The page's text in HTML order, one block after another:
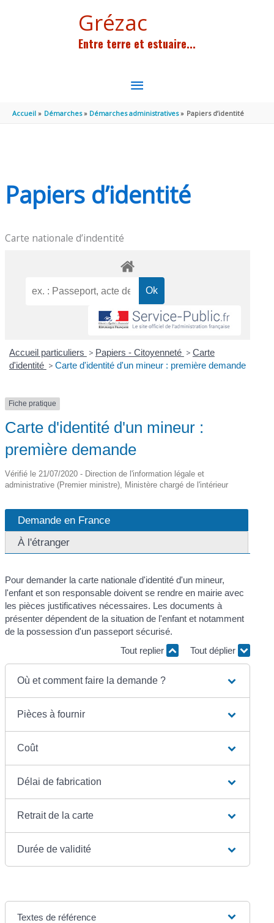
Grézac
Entre terre et estuaire...
MENU
PRINCIPAL
Accueil Démarches Démarches administratives Papiers d’identité
Papiers d’identité
Carte nationale d’indentité
Accueil particuliers > Papiers - Citoyenneté > Carte
d'identité > Carte d'identité d'un mineur : première demande
Fiche pratique
Carte d'identité d'un mineur :
première demande
Vérifié le 21/07/2020 - Direction de l'information légale et
administrative (Premier ministre), Ministère chargé de l'intérieur
Demande en France
À l'étranger
Pour demander la carte nationale d'identité d'un mineur,
l'enfant et son responsable doivent se rendre en mairie avec
les pièces justificatives nécessaires. Les documents à
présenter dépendent de la situation de l'enfant et notamment
de la possession d'un passeport sécurisé.
Tout replier
Tout déplier
Où et comment faire la demande ?
Pièces à fournir
Coût
Délai de fabrication
Retrait de la carte
Durée de validité
Textes de référence